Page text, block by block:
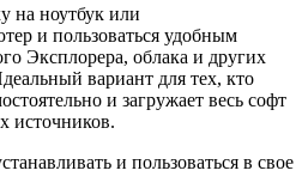
на ноутбук или
и пользоваться удобным
Эксплорера, облака и других
вариант для тех, кто
и загружает весь софт
источников.
и пользоваться в свое